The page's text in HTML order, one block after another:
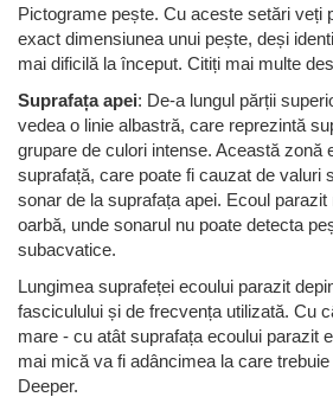
Pictograme pește. Cu aceste setări veți
exact dimensiunea unui pește, deși
mai dificilă la început. Citiți mai multe
Suprafața apei: De-a lungul părții
vedea o linie albastră, care reprezintă
grupare de culori intense. Această zonă
suprafață, care poate fi cauzat de valuri
sonar de la suprafața apei. Ecoul
oarbă, unde sonarul nu poate detecta
subacvatice.
Lungimea suprafeței ecoului parazit
fasciculului și de frecvența utilizată. Cu
mare - cu atât suprafața ecoului parazit
mai mică va fi adâncimea la care
Deeper.